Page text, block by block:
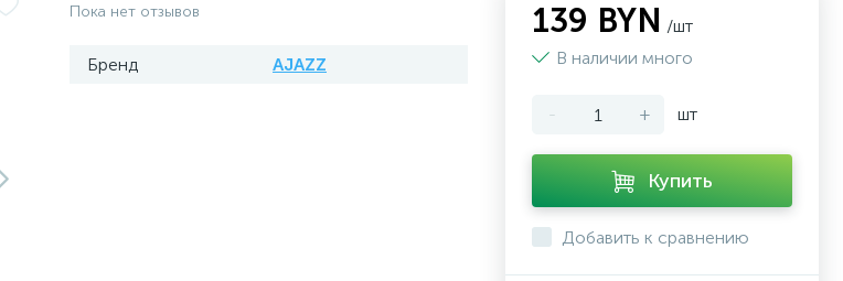
Пока нет отзывов
Бренд AJAZZ
139 BYN /шт
В наличии много
- + шт
Купить
Добавить к сравнению